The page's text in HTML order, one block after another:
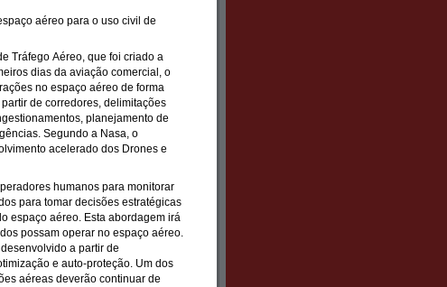
Tráfego Aéreo, que foi criado a
dias da aviação comercial, o
no espaço aéreo de forma
de corredores, delimitações
planejamento de
Segundo a Nasa, o
acelerado dos Drones e
humanos para monitorar
para tomar decisões estratégicas
espaço aéreo. Esta abordagem irá
possam operar no espaço aéreo.
a partir de
e auto-proteção. Um dos
aéreas deverão continuar de